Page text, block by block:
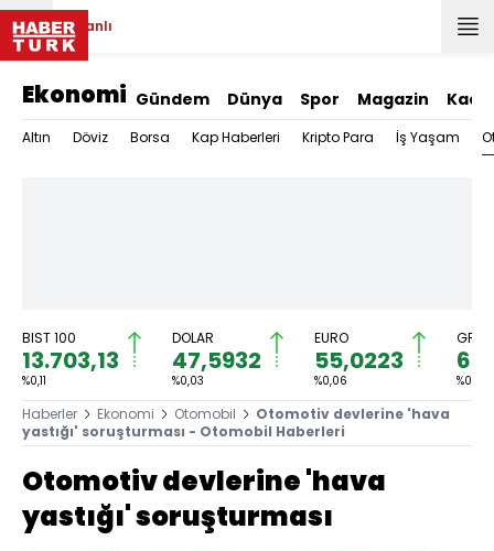
Canlı
Ekonomi Gündem Dünya Spor Magazin
Altın Döviz Borsa Kap Haberleri Kripto Para İş Yaşam
BIST 100
13.703,13
%0,11
DOLAR
47,5932
%0,03
EURO
55,0223
%0,06 %0,33
Haberler Ekonomi Otomobil
Otomotiv devlerine 'hava
yastığı' soruşturması - Otomobil Haberleri
Otomotiv devlerine 'hava
yastığı' soruşturması